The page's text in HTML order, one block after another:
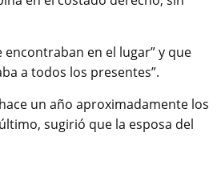
en el lugar” y que
a todos los presentes”.
un año aproximadamente los
sugirió que la esposa del